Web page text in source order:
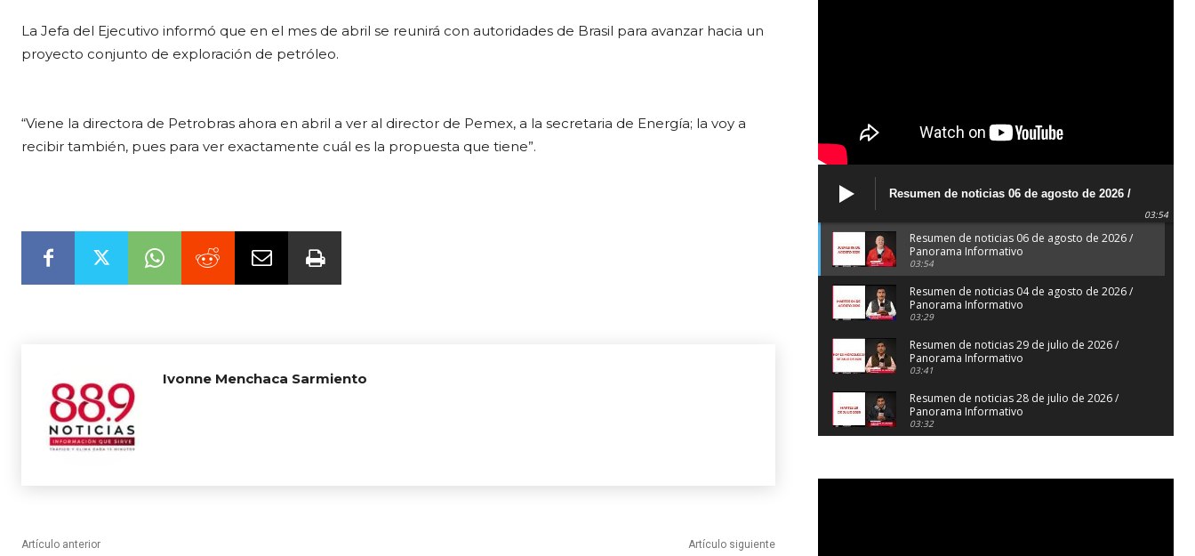
La Jefa del Ejecutivo informó que en el mes de abril se reunirá con autoridades de Brasil para avanzar hacia un
proyecto conjunto de exploración de petróleo.
“Viene la directora de Petrobras ahora en abril a ver al director de Pemex, a la secretaria de Energía; la voy a
recibir también, pues para ver exactamente cuál es la propuesta que tiene”.
Ivonne Menchaca Sarmiento
Artículo anterior Artículo siguiente
Resumen de noticias 06 de agosto de 2026 /
03:54
Resumen de noticias 06 de agosto de 2026 /
Panorama Informativo
03:54
Resumen de noticias 04 de agosto de 2026 /
Panorama Informativo
03:29
Resumen de noticias 29 de julio de 2026 /
Panorama Informativo
03:41
Resumen de noticias 28 de julio de 2026 /
Panorama Informativo
03:32
03:27